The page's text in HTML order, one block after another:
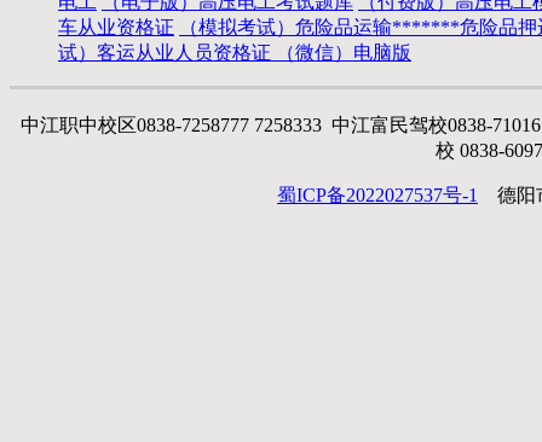
车从业资格证
（模拟考试）危险品运输*******危险品
试）客运从业人员资格证
（微信）电脑版
中江职中校区0838-7258777 7258333 中江富民驾校0838-
校 0838-
蜀ICP备2022027537号-1 德阳